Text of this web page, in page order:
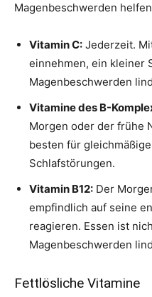
Magenbeschwerden
Vitamin C: Jederzeit.
einnehmen, ein kleiner
Magenbeschwerden
Vitamine des B-
Morgen oder der frühe
besten für
Schlafstörungen.
Vitamin B12: Der
empfindlich auf seine
reagieren. Essen ist
Magenbeschwerden
Fettlösliche Vitamine